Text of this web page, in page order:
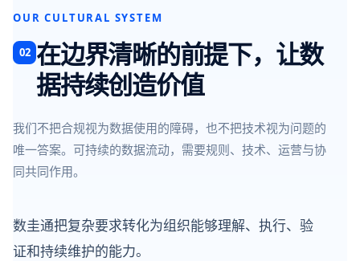
OUR CULTURAL SYSTEM
02 在边界清晰的前提下，让数
据持续创造价值
我们不把合规视为数据使用的障碍，也不把技术视为问题的
唯一答案。可持续的数据流动，需要规则、技术、运营与协
同共同作用。
数圭通把复杂要求转化为组织能够理解、执行、验
证和持续维护的能力。